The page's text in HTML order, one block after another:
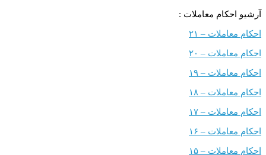
معاملات :
– ۲۱
– ۲۰
– ۱۹
– ۱۸
– ۱۷
– ۱۶
– ۱۵